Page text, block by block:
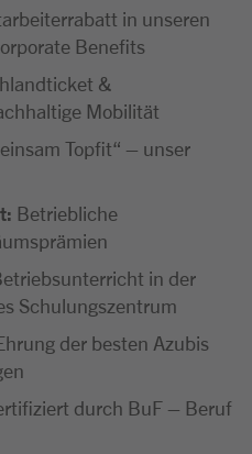
in unseren
Benefits
&
Mobilität
Topfit“ – unser
Betriebliche
in der
Schulungszentrum
der besten Azubis
durch BuF – Beruf